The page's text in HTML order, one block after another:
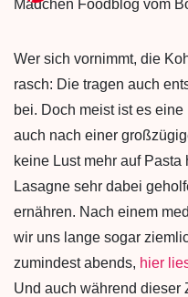
Wer sich vornimmt, die
rasch: Die tragen auch
bei. Doch meist ist es
auch nach einer
keine Lust mehr auf
Lasagne sehr dabei
ernähren. Nach einem
wir uns lange sogar
zumindest abends, hier
Und auch während dieser